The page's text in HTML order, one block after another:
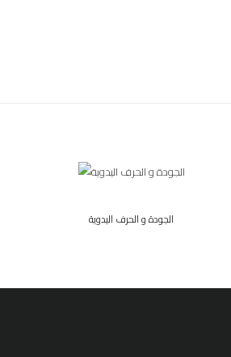
الجودة و الحرف اليدوية